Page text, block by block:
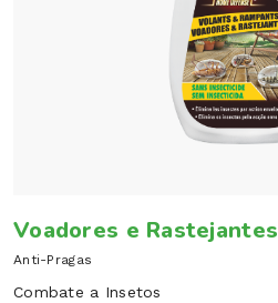
Voadores e Rastejantes
Anti-Pragas
Combate a Insetos